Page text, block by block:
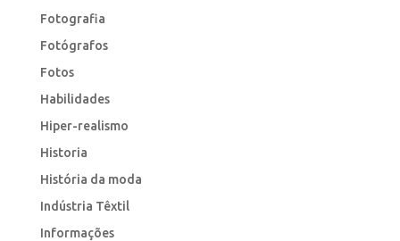
Fotografia
Fotógrafos
Fotos
Habilidades
Hiper-realismo
Historia
História da moda
Indústria Têxtil
Informações